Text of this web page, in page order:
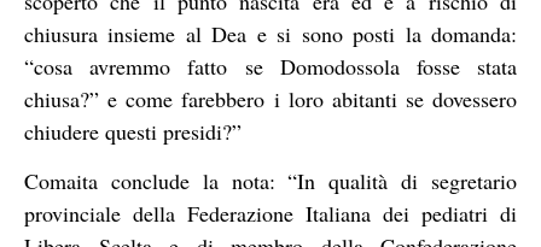
chiusura insieme al Dea e si sono posti la domanda:
“cosa avremmo fatto se Domodossola fosse stata
chiusa?” e come farebbero i loro abitanti se dovessero
chiudere questi presidi?”
Comaita conclude la nota: “In qualità di segretario
provinciale della Federazione Italiana dei pediatri di